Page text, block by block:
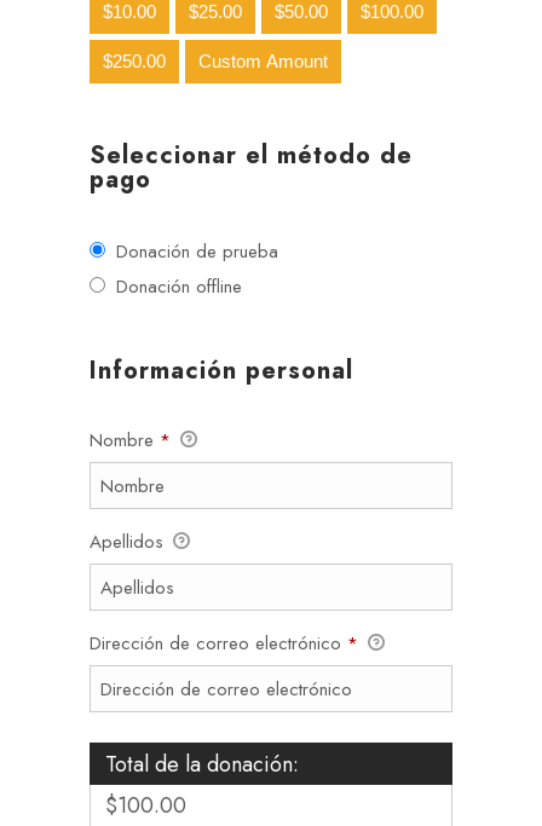
$10.00 $25.00 $50.00 $100.00
$250.00 Custom Amount
Seleccionar el método de
pago
Donación de prueba
Donación offline
Información personal
Nombre *
Apellidos
Dirección de correo electrónico *
Total de la donación:
$100.00